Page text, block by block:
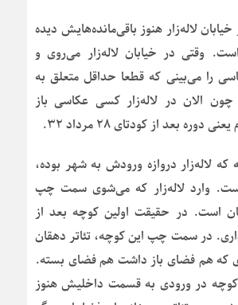
لاله‌زار هنوز باقی‌مانده‌هایش دیده
وقتی در خیابان لاله‌زار می‌روی و
را می‌بینی که قطعا حداقل متعلق به
الان در لاله‌زار کسی عکاسی باز
بعد از کودتای ۲۸ مرداد ۳۲.
که لاله‌زار دروازه ورودش به شهر بوده،
وارد لاله‌زار که می‌شوی سمت چپ
است. در حقیقت اولین کوچه بعد از
در سمت چپ این کوچه، تئاتر دهقان
که هم فضای باز داشت هم فضای بسته.
کوچه در ورودی به قسمت داخلیش هنوز